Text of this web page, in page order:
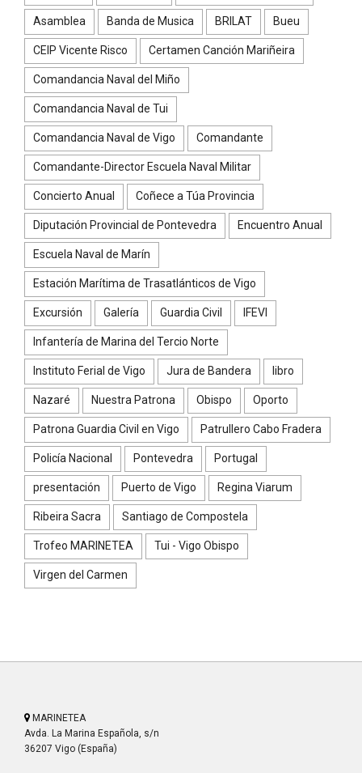
Asamblea Banda de Musica BRILAT Bueu
CEIP Vicente Risco Certamen Canción Mariñeira
Comandancia Naval del Miño
Comandancia Naval de Tui
Comandancia Naval de Vigo Comandante
Comandante-Director Escuela Naval Militar
Concierto Anual Coñece a Túa Provincia
Diputación Provincial de Pontevedra Encuentro Anual
Escuela Naval de Marín
Estación Marítima de Trasatlánticos de Vigo
Excursión Galería Guardia Civil IFEVI
Infantería de Marina del Tercio Norte
Instituto Ferial de Vigo Jura de Bandera libro
Nazaré Nuestra Patrona Obispo Oporto
Patrona Guardia Civil en Vigo Patrullero Cabo Fradera
Policía Nacional Pontevedra Portugal
presentación Puerto de Vigo Regina Viarum
Ribeira Sacra Santiago de Compostela
Trofeo MARINETEA Tui - Vigo Obispo
Virgen del Carmen
MARINETEA
Avda. La Marina Española, s/n
36207 Vigo (España)